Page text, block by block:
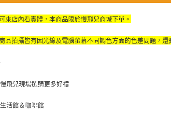
來店內看實體，本商品限於慢飛兒商城下單。
品拍攝皆有因光線及電腦螢幕不同調色方面的色差問題，還
飛兒現場選購更多好禮
活館＆咖啡館